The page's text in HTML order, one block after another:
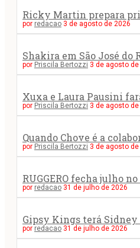
Ricky Martin prepara
por redacao 3 de agosto de 2026
Shakira em São José do
por Priscila Bertozzi 3 de agosto de
Xuxa e Laura Pausini
por Priscila Bertozzi 3 de agosto de
Quando Chove é a
por Priscila Bertozzi 3 de agosto de
RUGGERO fecha julho
por redacao 31 de julho de 2026
Gipsy Kings terá
por redacao 31 de julho de 2026